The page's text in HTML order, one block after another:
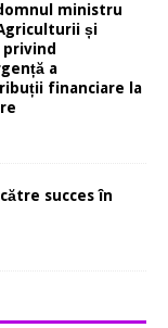
ministru
și
privind
a
financiare la
succes în